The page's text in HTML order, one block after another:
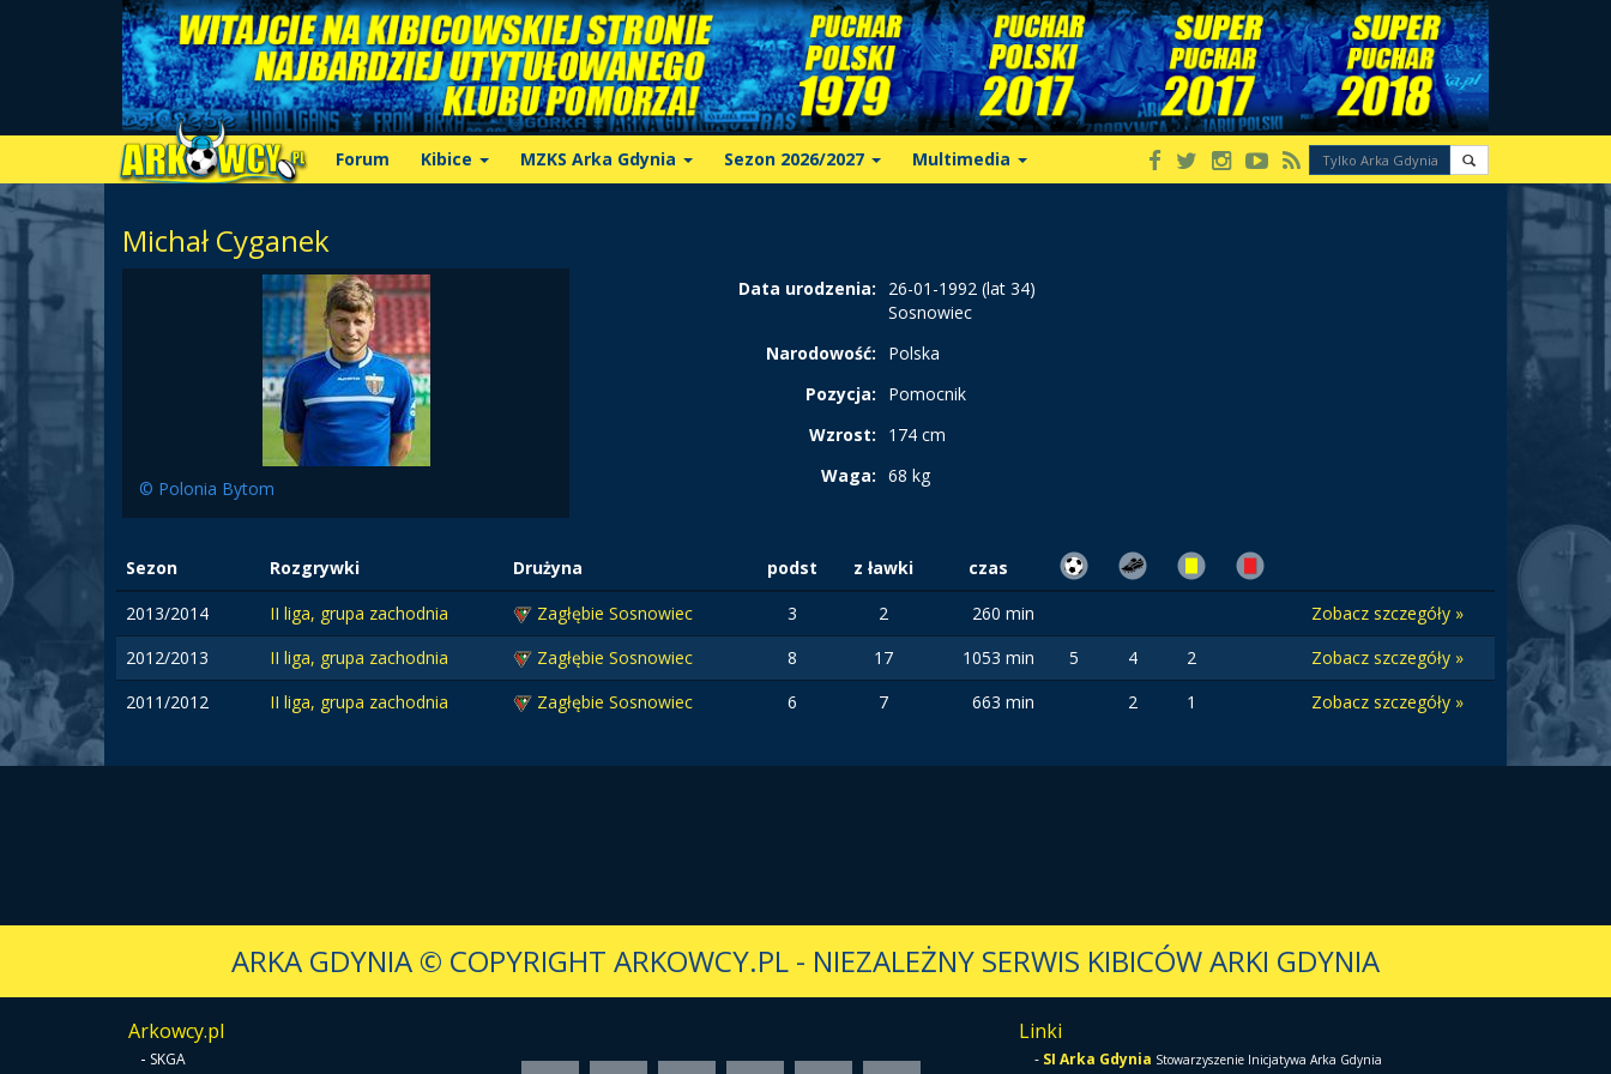
Forum Kibice MZKS Arka Gdynia Sezon 2026/2027 Multimedia
Michał Cyganek
© Polonia Bytom
Data urodzenia:
26-01-1992 (lat 34)
Sosnowiec
Narodowość:
Polska
Pozycja:
Pomocnik
Wzrost:
174 cm
Waga: 68 kg
Sezon Rozgrywki Drużyna podst z ławki
czas
2013/2014
II liga, grupa zachodnia Zagłębie Sosnowiec 3 2 260 min
Zobacz szczegóły »
2012/2013
II liga, grupa zachodnia Zagłębie Sosnowiec 8 17 1053 min 5 4 2
Zobacz szczegóły »
2011/2012
II liga, grupa zachodnia Zagłębie Sosnowiec 6 7 663 min 2 1 Zobacz szczegóły »
ARKA GDYNIA© COPYRIGHT ARKOWCY.PL - NIEZALEŻNY SERWIS KIBICÓW ARKI GDYNIA
Arkowcy.pl
- SKGA
Linki
- SI Arka Gdynia Stowarzyszenie Inicjatywa Arka Gdynia